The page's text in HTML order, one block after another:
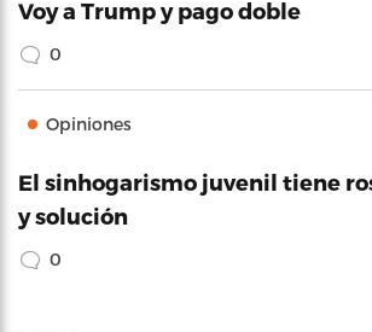
Voy a Trump y pago doble
0
Opiniones
El sinhogarismo juvenil tiene
y solución
0